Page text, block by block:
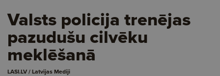
Valsts policija trenējas
pazudušu cilvēku
meklēšanā
LASI.LV / Latvijas Mediji